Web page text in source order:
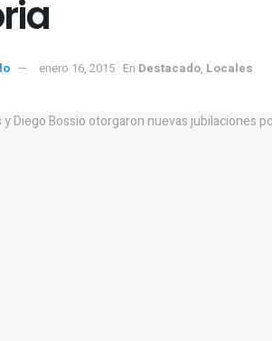
enero 16, 2015 En Destacado, Locales